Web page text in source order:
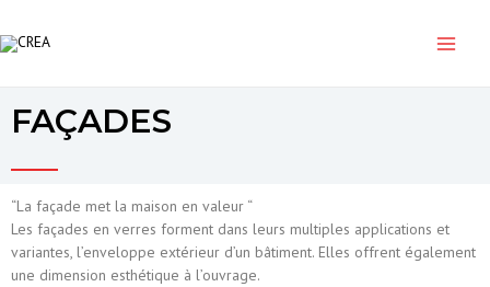
au
contenu
FAÇADES
“La façade met la maison en valeur “
Les façades en verres forment dans leurs multiples applications et
variantes, l’enveloppe extérieur d’un bâtiment. Elles offrent également
une dimension esthétique à l’ouvrage.